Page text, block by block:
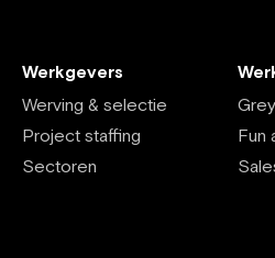
Werkgevers
Werving & selectie
Project staffing
Sectoren
Fun